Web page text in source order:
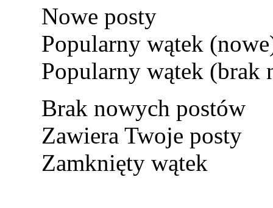
Nowe posty
Popularny wątek
Popularny wątek (brak
Brak nowych postów
Zawiera Twoje posty
Zamknięty wątek